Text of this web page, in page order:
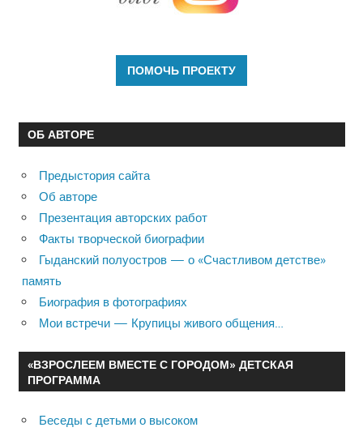
ОБ АВТОРЕ
Предыстория сайта
Об авторе
Презентация авторских работ
Факты творческой биографии
Гыданский полуостров — о «Счастливом детстве»
память
Биография в фотографиях
Мои встречи — Крупицы живого общения…
«ВЗРОСЛЕЕМ ВМЕСТЕ С ГОРОДОМ» ДЕТСКАЯ
ПРОГРАММА
Беседы с детьми о высоком